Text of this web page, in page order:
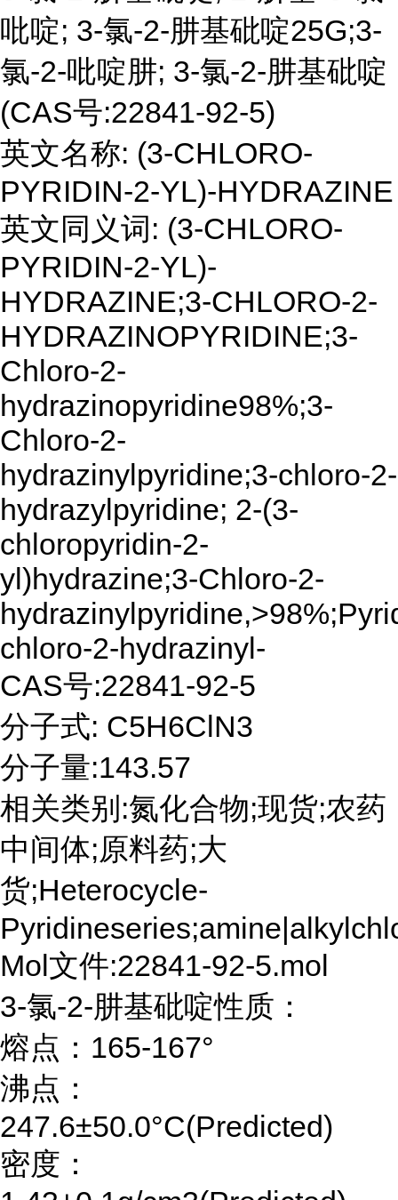
吡啶; 3-氯-2-肼基砒啶25G;3-
氯-2-吡啶肼; 3-氯-2-肼基砒啶
(CAS号:22841-92-5)
英文名称: (3-CHLORO-
PYRIDIN-2-YL)-HYDRAZINE
英文同义词: (3-CHLORO-
PYRIDIN-2-YL)-
HYDRAZINE;3-CHLORO-2-
HYDRAZINOPYRIDINE;3-
Chloro-2-
hydrazinopyridine98%;3-
Chloro-2-
hydrazinylpyridine;3-chloro-2-
hydrazylpyridine; 2-(3-
chloropyridin-2-
yl)hydrazine;3-Chloro-2-
chloro-2-hydrazinyl-
CAS号:22841-92-5
分子式: C5H6ClN3
分子量:143.57
相关类别:氮化合物;现货;农药
中间体;原料药;大
货;Heterocycle-
Mol文件:22841-92-5.mol
3-氯-2-肼基砒啶性质：
熔点：165-167°
沸点：
247.6±50.0°C(Predicted)
密度：